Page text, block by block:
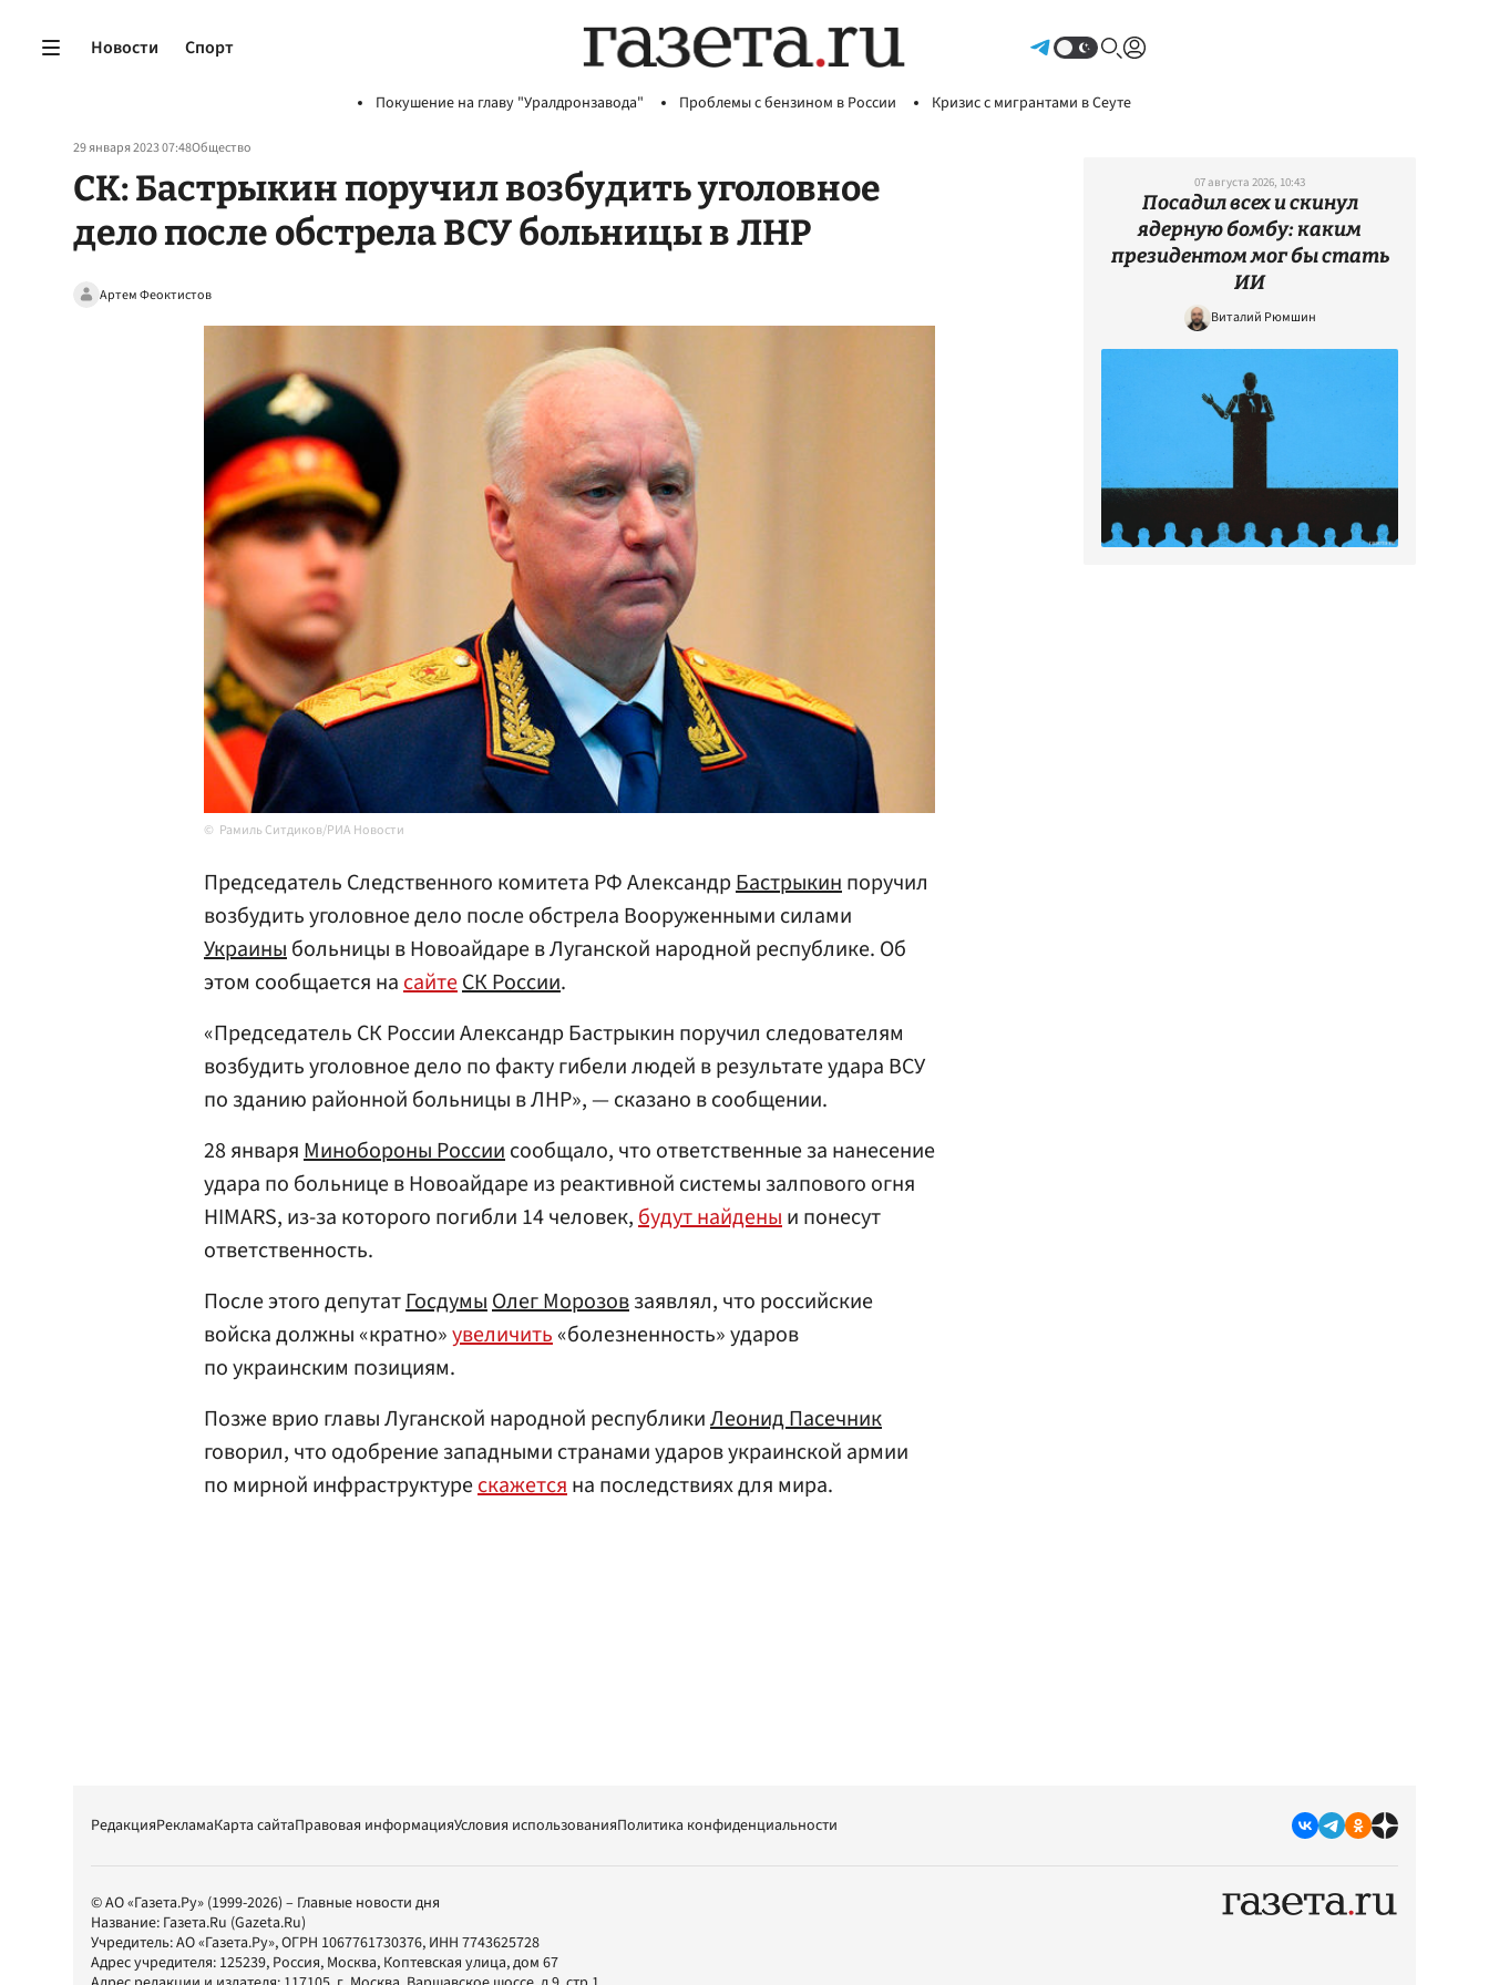
Новости Спорт
Покушение на главу "Уралдронзавода" Проблемы с бензином в России Кризис с мигрантами в Сеуте
29 января 2023 07:48Общество
СК: Бастрыкин поручил возбудить уголовное
дело после обстрела ВСУ больницы в ЛНР
Артем Феоктистов
Рамиль Ситдиков/РИА Новости
Председатель Следственного комитета РФ АлександрБастрыкинпоручил
возбудить уголовное дело после обстрела Вооруженными силами
Украиныбольницы в Новоайдаре в Луганской народной республике. Об
этом сообщается насайтеСК России.
«Председатель СК России Александр Бастрыкин поручил следователям
возбудить уголовное дело по факту гибели людей в результате удара ВСУ
по зданию районной больницы в ЛНР», — сказано в сообщении.
28 январяМинобороны Россиисообщало, что ответственные за нанесение
удара по больнице в Новоайдаре из реактивной системы залпового огня
HIMARS, из-за которого погибли 14 человек,будут найденыи понесут
ответственность.
После этого депутатГосдумыОлег Морозовзаявлял, что российские
войска должны «кратно»увеличить«болезненность» ударов
по украинским позициям.
Позже врио главы Луганской народной республикиЛеонид Пасечник
говорил, что одобрение западными странами ударов украинской армии
по мирной инфраструктурескажетсяна последствиях для мира.
07 августа 2026, 10:43
Посадил всех и скинул
ядерную бомбу: каким
президентом мог бы стать
ИИ
Виталий Рюмшин
РедакцияРекламаКарта сайтаПравовая информацияУсловия использованияПолитика конфиденциальности
© АО «Газета.Ру» (1999-2026) – Главные новости дня
Название: Газета.Ru (Gazeta.Ru)
Учредитель:АО «Газета.Ру», ОГРН 1067761730376, ИНН 7743625728
Адрес учредителя: 125239, Россия, Москва, Коптевская улица, дом 67